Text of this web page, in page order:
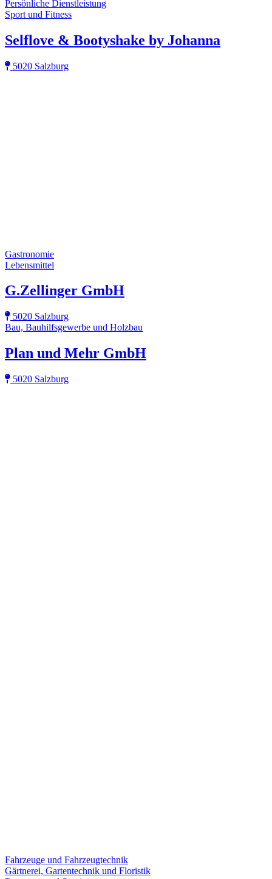
Persönliche Dienstleistung
Sport und Fitness
Selflove & Bootyshake by Johanna
5020 Salzburg
Gastronomie
Lebensmittel
G.Zellinger GmbH
5020 Salzburg
Bau, Bauhilfsgewerbe und Holzbau
Plan und Mehr GmbH
5020 Salzburg
Fahrzeuge und Fahrzeugtechnik
Gärtnerei, Gartentechnik und Floristik